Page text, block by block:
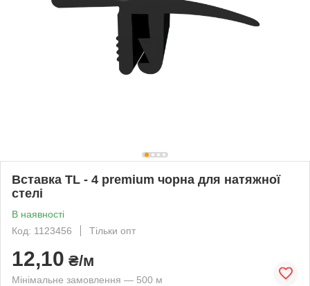
Вставка TL - 4 premium чорна для натяжної
стелі
В наявності
Код: 1123456
Тільки опт
12,10 ₴/м
Мінімальне замовлення — 500 м